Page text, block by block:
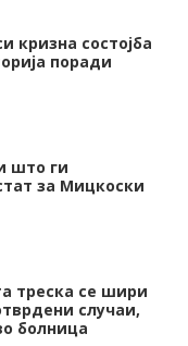
кризна состојба
поради
што ги
за Мицкоски
треска се шири
случаи,
болница